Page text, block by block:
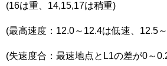
(16は重、14,15,17は稍重)
(最高速度：12.0～12.4は低速、12.5
(失速度合：最速地点とL1の差が0～